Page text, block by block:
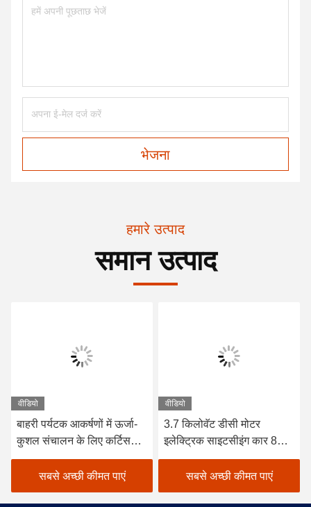
भेजना
हमारे उत्पाद
समान उत्पाद
वीडियो
बाहरी पर्यटक आकर्षणों में ऊर्जा-
कुशल संचालन के लिए कर्टिस
नियंत्रक के साथ आईएसओ
स्वीकृत 48 वी ट्रोजन बैटरी
इलेक्ट्रिक दर्शनीय स्थल यात्री
सबसे अच्छी कीमत पाएं
वीडियो
3.7 किलोवॅट डीसी मोटर
इलेक्ट्रिक साइटसीइंग कार 8
सीट व्हाइट इलेक्ट्रिक शटल बस
सबसे अच्छी कीमत पाएं